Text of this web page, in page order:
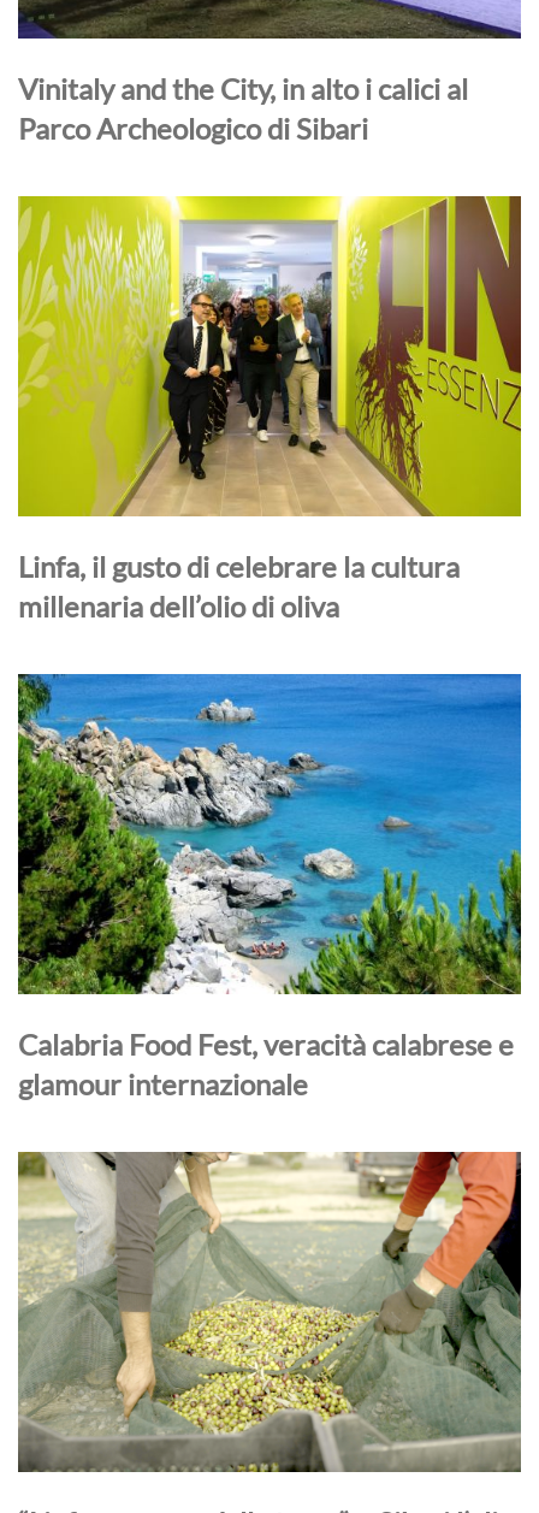
Vinitaly and the City, in alto i calici al
Parco Archeologico di Sibari
Linfa, il gusto di celebrare la cultura
millenaria dell’olio di oliva
Calabria Food Fest, veracità calabrese e
glamour internazionale